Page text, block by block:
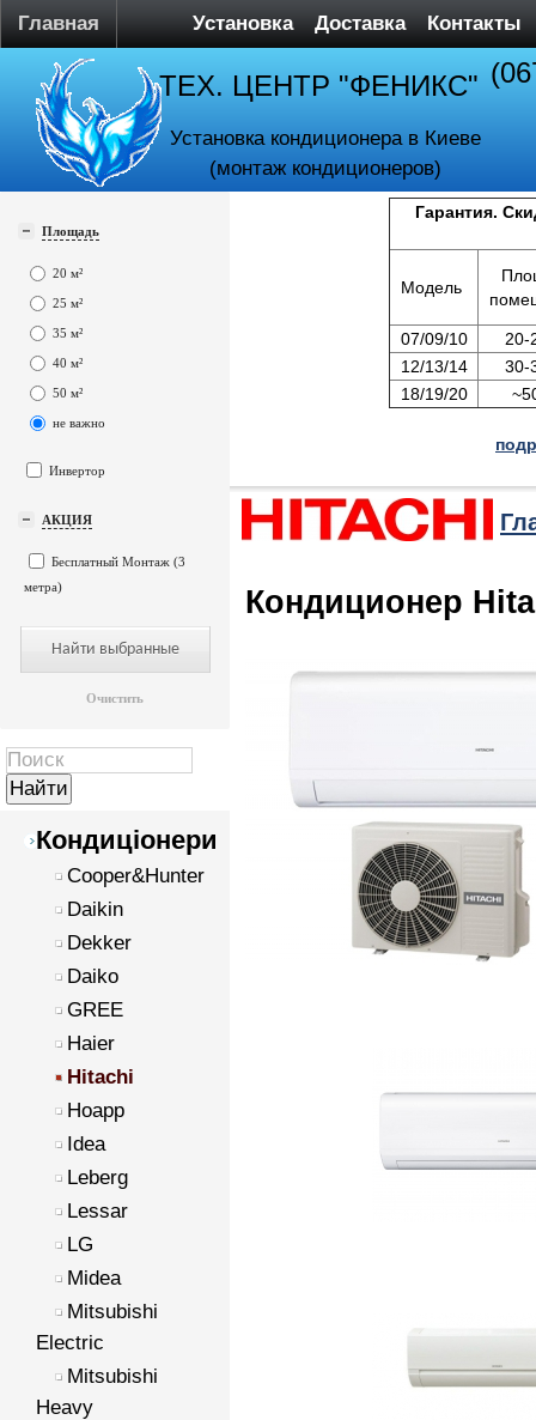
Главная Установка Доставка Контакты
ТЕХ. ЦЕНТР "ФЕНИКС"
Установка кондиционера в Киеве
(монтаж кондиционеров)
Площадь
20 м²
25 м²
35 м²
40 м²
50 м²
не важно
Инвертор
АКЦИЯ
Бесплатный Монтаж (3
метра)
Очистить
Кондиціонери
Cooper&Hunter
Daikin
Dekker
Daiko
GREE
Haier
Hitachi
Hoapp
Idea
Leberg
Lessar
LG
Midea
Mitsubishi
Electric
Mitsubishi
Heavy
Гарантия.
Модель
07/09/10
20-
12/13/14
30-
18/19/20
Кондиционер